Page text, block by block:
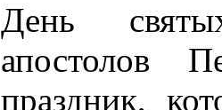
День
апостолов
праздник,